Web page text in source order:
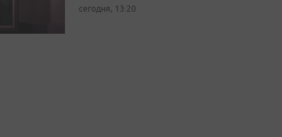
сегодня, 13:20